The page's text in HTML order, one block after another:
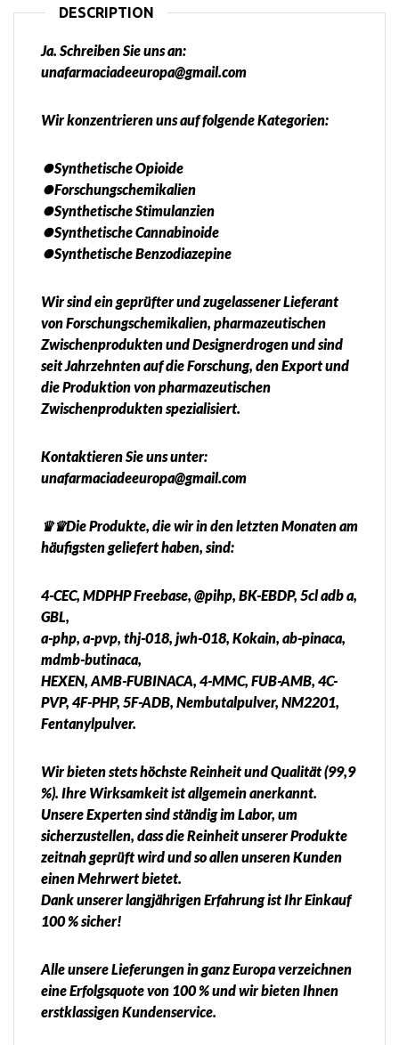
DESCRIPTION
Ja. Schreiben Sie uns an:
unafarmaciadeeuropa@gmail.com
Wir konzentrieren uns auf folgende Kategorien:
⏺️Synthetische Opioide
⏺️Forschungschemikalien
⏺️Synthetische Stimulanzien
⏺️Synthetische Cannabinoide
⏺️Synthetische Benzodiazepine
Wir sind ein geprüfter und zugelassener Lieferant
von Forschungschemikalien, pharmazeutischen
Zwischenprodukten und Designerdrogen und sind
seit Jahrzehnten auf die Forschung, den Export und
die Produktion von pharmazeutischen
Zwischenprodukten spezialisiert.
Kontaktieren Sie uns unter:
unafarmaciadeeuropa@gmail.com
♛♛Die Produkte, die wir in den letzten Monaten am
häufigsten geliefert haben, sind:
4-CEC, MDPHP Freebase, @pihp, BK-EBDP, 5cl adb a,
GBL,
a-php, a-pvp, thj-018, jwh-018, Kokain, ab-pinaca,
mdmb-butinaca,
HEXEN, AMB-FUBINACA, 4-MMC, FUB-AMB, 4C-
PVP, 4F-PHP, 5F-ADB, Nembutalpulver, NM2201,
Fentanylpulver.
Wir bieten stets höchste Reinheit und Qualität (99,9
%). Ihre Wirksamkeit ist allgemein anerkannt.
Unsere Experten sind ständig im Labor, um
sicherzustellen, dass die Reinheit unserer Produkte
zeitnah geprüft wird und so allen unseren Kunden
einen Mehrwert bietet.
Dank unserer langjährigen Erfahrung ist Ihr Einkauf
100 % sicher!
Alle unsere Lieferungen in ganz Europa verzeichnen
eine Erfolgsquote von 100 % und wir bieten Ihnen
erstklassigen Kundenservice.